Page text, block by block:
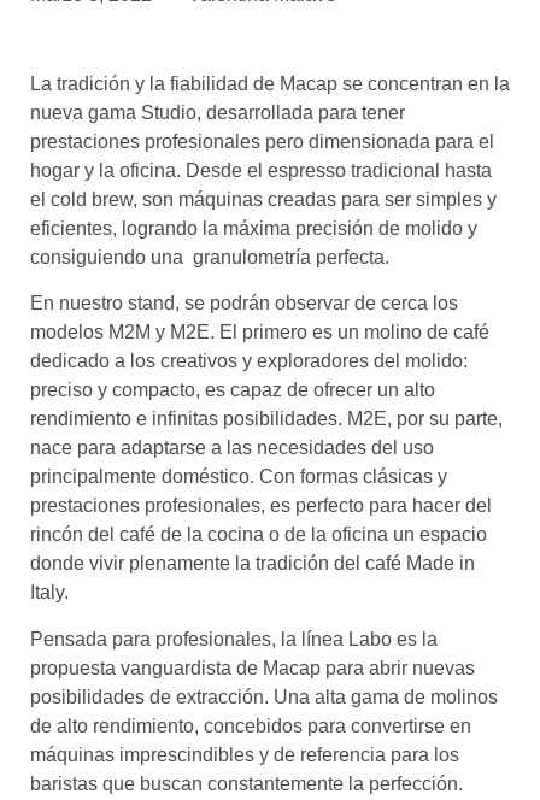
el café siempre tiene
enseñarnos
BOLSA DE TRABAJO
¡te imaginas vivir de tu pasión
por el café?
CONTACTO
¡queremos saber
de ti!
La tradición y la fiabilidad de Macap se concentran en la
nueva gama Studio, desarrollada para tener
prestaciones profesionales pero dimensionada para el
hogar y la oficina. Desde el espresso tradicional hasta
el cold brew, son máquinas creadas para ser simples y
eficientes, logrando la máxima precisión de molido y
consiguiendo una granulometría perfecta.
En nuestro stand, se podrán observar de cerca los
modelos M2M y M2E. El primero es un molino de café
dedicado a los creativos y exploradores del molido:
preciso y compacto, es capaz de ofrecer un alto
rendimiento e infinitas posibilidades. M2E, por su parte,
nace para adaptarse a las necesidades del uso
principalmente doméstico. Con formas clásicas y
prestaciones profesionales, es perfecto para hacer del
rincón del café de la cocina o de la oficina un espacio
donde vivir plenamente la tradición del café Made in
Italy.
Pensada para profesionales, la línea Labo es la
propuesta vanguardista de Macap para abrir nuevas
posibilidades de extracción. Una alta gama de molinos
de alto rendimiento, concebidos para convertirse en
máquinas imprescindibles y de referencia para los
baristas que buscan constantemente la perfección.